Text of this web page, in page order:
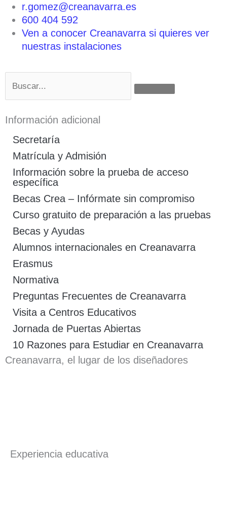
r.gomez@creanavarra.es
600 404 592
Ven a conocer Creanavarra si quieres ver
nuestras instalaciones
Información adicional
Secretaría
Matrícula y Admisión
Información sobre la prueba de acceso
específica
Becas Crea – Infórmate sin compromiso
Curso gratuito de preparación a las pruebas
Becas y Ayudas
Alumnos internacionales en Creanavarra
Erasmus
Normativa
Preguntas Frecuentes de Creanavarra
Visita a Centros Educativos
Jornada de Puertas Abiertas
10 Razones para Estudiar en Creanavarra
Creanavarra, el lugar de los diseñadores
Experiencia educativa